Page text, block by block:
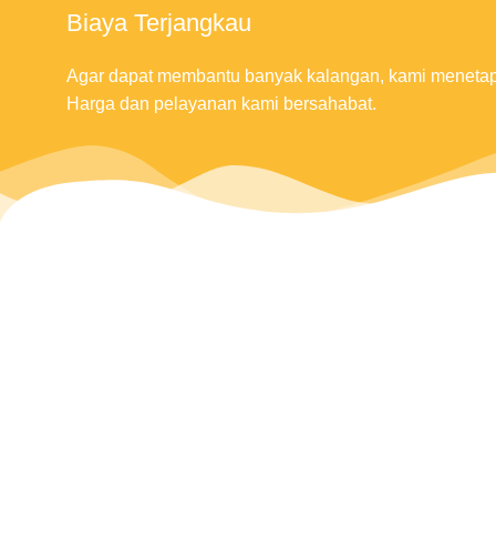
Biaya Terjangkau
Agar dapat membantu banyak kalangan, kami
Harga dan pelayanan kami bersahabat.